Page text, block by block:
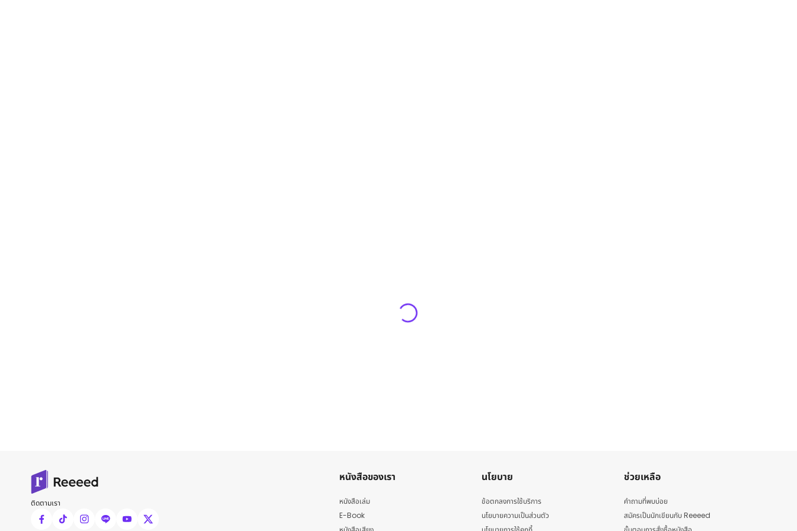
ติดตามเรา
หนังสือของเรา
หนังสือเล่ม
E-Book
นโยบาย
ข้อตกลงการใช้บริการ
นโยบายความเป็นส่วนตัว
ช่วยเหลือ
คำถามที่พบบ่อย
สมัครเป็นนักเขียนกับ Reeeed